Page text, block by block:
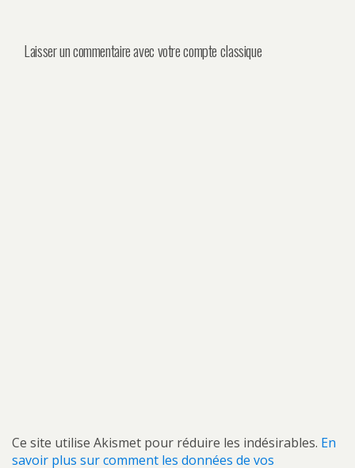
Laisser un commentaire avec votre compte classique
Ce site utilise Akismet pour réduire les indésirables. En
savoir plus sur comment les données de vos